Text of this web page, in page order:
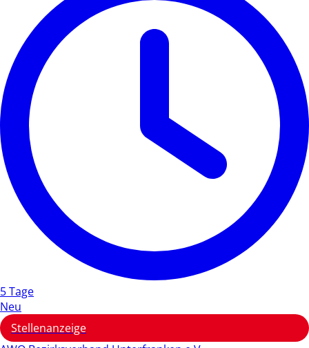
5 Tage
Neu
Stellenanzeige